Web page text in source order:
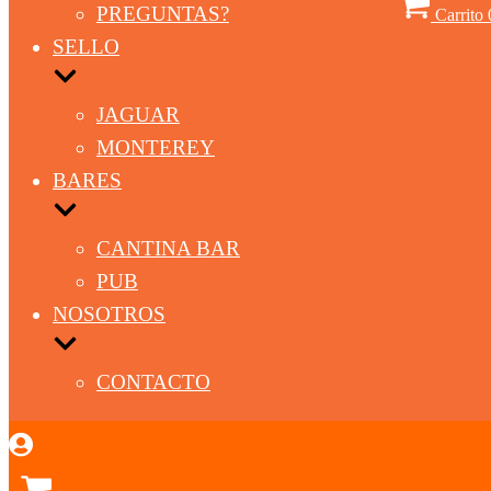
PREGUNTAS?
SELLO
JAGUAR
MONTEREY
BARES
CANTINA BAR
PUB
NOSOTROS
CONTACTO
Carrito